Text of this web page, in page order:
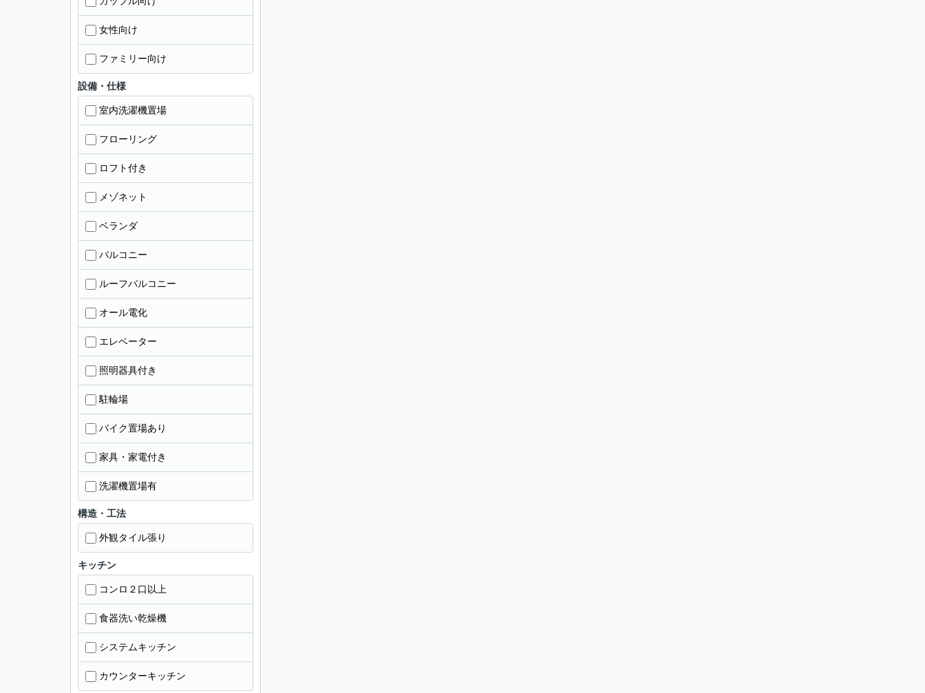
女性向け
ファミリー向け
設備・仕様
室内洗濯機置場
フローリング
ロフト付き
メゾネット
ベランダ
バルコニー
ルーフバルコニー
オール電化
エレベーター
照明器具付き
駐輪場
バイク置場あり
家具・家電付き
洗濯機置場有
構造・工法
外観タイル張り
キッチン
コンロ２口以上
食器洗い乾燥機
システムキッチン
カウンターキッチン